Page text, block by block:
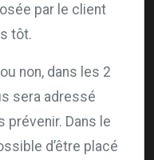
par le client
tôt.
non, dans les 2
sera adressé
Dans le
d’être placé